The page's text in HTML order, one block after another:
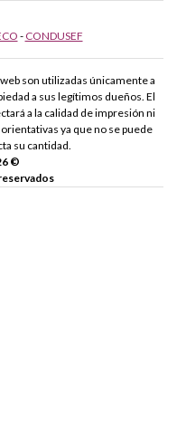
- CONDUSEF
son utilizadas únicamente a
a sus legítimos dueños. El
a la calidad de impresión ni
ya que no se puede
su cantidad.
©